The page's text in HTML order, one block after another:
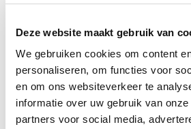
Deze website maakt gebruik van
We gebruiken cookies om content
personaliseren, om functies voor
en om ons websiteverkeer te
informatie over uw gebruik van
partners voor social media,
REAGEREN?
Reageren kan via mail naar
Annemarie de Stigter. Zij kan
vragen beantwoorden en is